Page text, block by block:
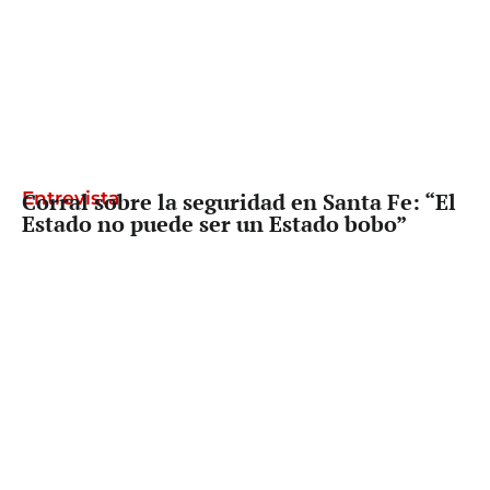
Entrevista
Corral sobre la seguridad en Santa Fe: “El
Estado no puede ser un Estado bobo”